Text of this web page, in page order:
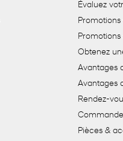
Évaluez
Obtenez
Avantages
Avantages
Rendez-
Pièces &